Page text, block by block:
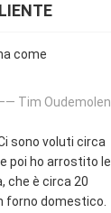
come
Tim Oudemolen
sono voluti circa
poi ho arrostito le
che è circa 20
forno domestico.